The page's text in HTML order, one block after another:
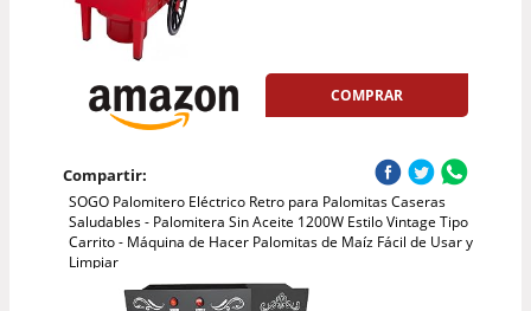
COMPRAR
Compartir:
SOGO Palomitero Eléctrico Retro para Palomitas Caseras
Saludables - Palomitera Sin Aceite 1200W Estilo Vintage Tipo
Carrito - Máquina de Hacer Palomitas de Maíz Fácil de Usar y
Limpiar